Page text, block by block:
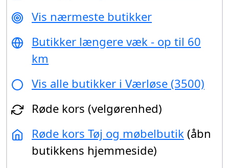
Vis nærmeste butikker
Butikker længere væk - op til 60
km
Vis alle butikker i Værløse (3500)
Røde kors (velgørenhed)
Røde kors Tøj og møbelbutik (åbn
butikkens hjemmeside)